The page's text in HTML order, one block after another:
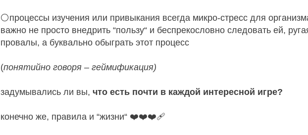
⚪процессы изучения или привыкания всегда микро-стресс для
важно не просто внедрить “пользу“ и беспрекословно следовать ей,
провалы, а буквально обыграть этот процесс
(понятийно говоря – геймификация)
задумывались ли вы, что есть почти в каждой интересной игре?
конечно же, правила и “жизни“ ❤️❤️❤️‍🩹